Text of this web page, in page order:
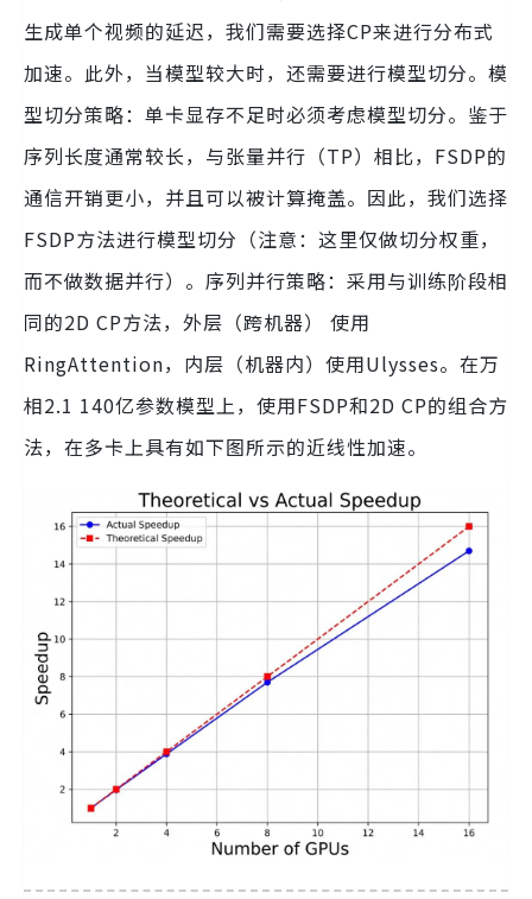
生成单个视频的延迟，我们需要选择CP来进行分布式
加速。此外，当模型较大时，还需要进行模型切分。模
型切分策略：单卡显存不足时必须考虑模型切分。鉴于
序列长度通常较长，与张量并行（TP）相比，FSDP的
通信开销更小，并且可以被计算掩盖。因此，我们选择
FSDP方法进行模型切分（注意：这里仅做切分权重，
而不做数据并行）。序列并行策略：采用与训练阶段相
同的2D CP方法，外层（跨机器） 使用
RingAttention，内层（机器内）使用Ulysses。在万
相2.1 140亿参数模型上，使用FSDP和2D CP的组合方
法，在多卡上具有如下图所示的近线性加速。